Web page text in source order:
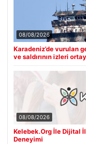
08/08/2026
Karadeniz’de vurulan
ve saldırının izleri
08/08/2026
Kelebek.Org İle Dijital
Deneyimi